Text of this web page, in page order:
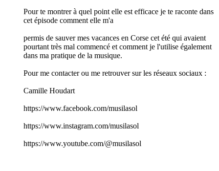
Pour te montrer à quel point elle est efficace je te raconte dans
cet épisode comment elle m'a
permis de sauver mes vacances en Corse cet été qui avaient
pourtant très mal commencé et comment je l'utilise également
dans ma pratique de la musique.
Pour me contacter ou me retrouver sur les réseaux sociaux :
Camille Houdart
https://www.facebook.com/musilasol
https://www.instagram.com/musilasol
https://www.youtube.com/@musilasol